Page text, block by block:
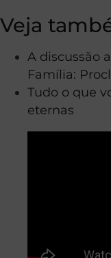
Veja
A discussão
Família:
Tudo o que
eternas